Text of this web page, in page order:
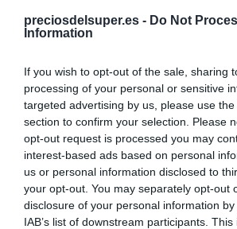
preciosdelsuper.es - Do Not
Information
If you wish to opt-out of the sale, sharing
processing of your personal or sensitive
targeted advertising by us, please use
section to confirm your selection. Please
opt-out request is processed you may
interest-based ads based on personal
us or personal information disclosed to
your opt-out. You may separately opt-out
disclosure of your personal information
IAB’s list of downstream participants.
Supermercado
DIA
Seguimiento desde
20 Ago 2023